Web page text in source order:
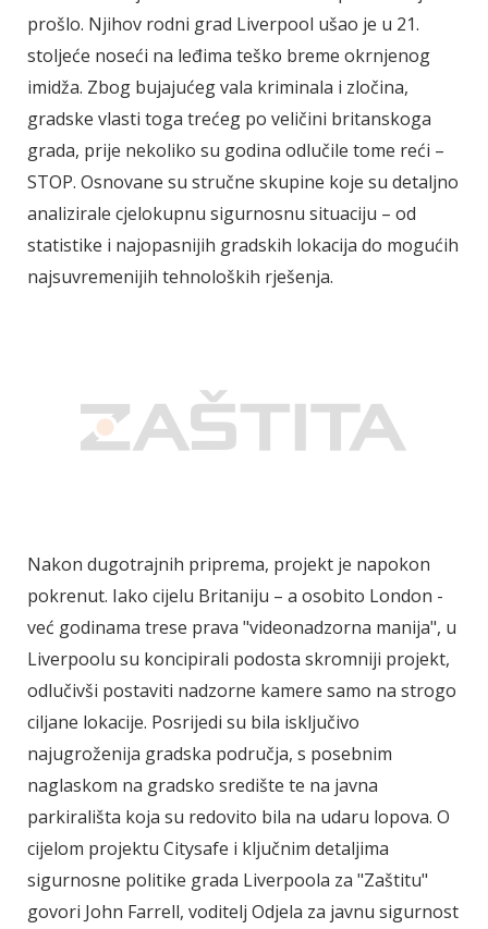
prošlo. Njihov rodni grad Liverpool ušao je u 21.
stoljeće noseći na leđima teško breme okrnjenog
imidža. Zbog bujajućeg vala kriminala i zločina,
gradske vlasti toga trećeg po veličini britanskoga
grada, prije nekoliko su godina odlučile tome reći –
STOP. Osnovane su stručne skupine koje su detaljno
analizirale cjelokupnu sigurnosnu situaciju – od
statistike i najopasnijih gradskih lokacija do mogućih
najsuvremenijih tehnoloških rješenja.
Nakon dugotrajnih priprema, projekt je napokon
pokrenut. Iako cijelu Britaniju – a osobito London -
već godinama trese prava "videonadzorna manija", u
Liverpoolu su koncipirali podosta skromniji projekt,
odlučivši postaviti nadzorne kamere samo na strogo
ciljane lokacije. Posrijedi su bila isključivo
najugroženija gradska područja, s posebnim
naglaskom na gradsko središte te na javna
parkirališta koja su redovito bila na udaru lopova. O
cijelom projektu Citysafe i ključnim detaljima
sigurnosne politike grada Liverpoola za "Zaštitu"
govori John Farrell, voditelj Odjela za javnu sigurnost